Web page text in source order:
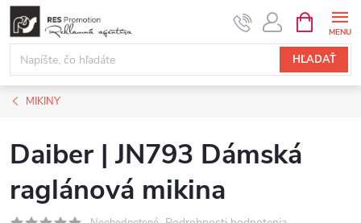
Prejsť
obsah
HĽADAŤ
KOŠÍK
MIKINY
Daiber | JN793 Dámská
raglánová mikina